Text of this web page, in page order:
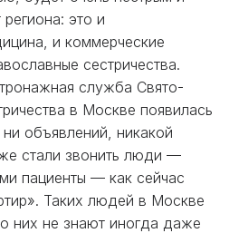
это и
и коммерческие
сестричества.
служба Свято-
в Москве появилась
объявлений, никакой
стали звонить люди —
пациенты — как сейчас
Таких людей в Москве
них не знают иногда даже